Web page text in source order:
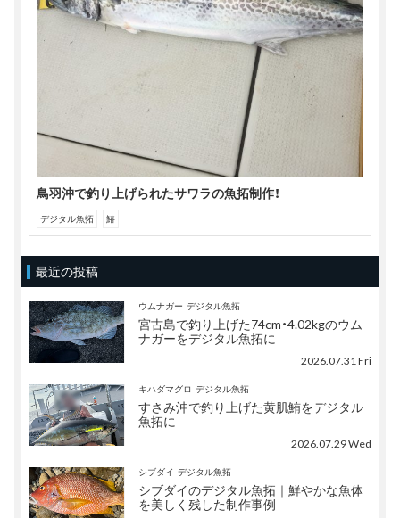
鳥羽沖で釣り上げられたサワラの魚拓制作！
デジタル魚拓 鰆
最近の投稿
ウムナガー デジタル魚拓
宮古島で釣り上げた74cm・4.02kgのウム
ナガーをデジタル魚拓に
2026.07.31 Fri
キハダマグロ デジタル魚拓
すさみ沖で釣り上げた黄肌鮪をデジタル
魚拓に
2026.07.29 Wed
シブダイ デジタル魚拓
シブダイのデジタル魚拓｜鮮やかな魚体
を美しく残した制作事例